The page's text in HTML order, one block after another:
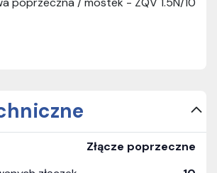
Złącze poprzeczne